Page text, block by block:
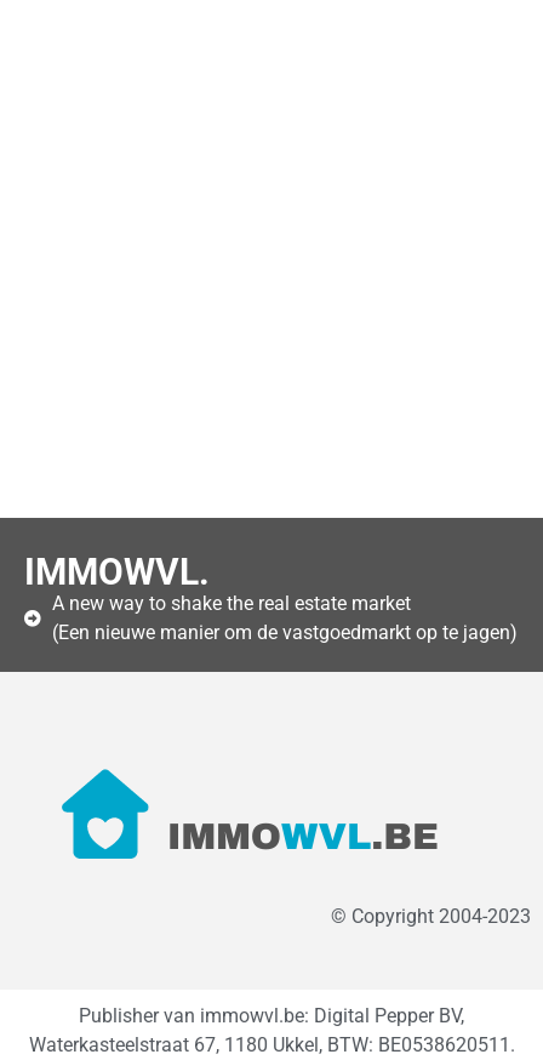
IMMOWVL.
A new way to shake the real estate market
(Een nieuwe manier om de vastgoedmarkt op te jagen)
© Copyright 2004-2023
Publisher van immowvl.be: Digital Pepper BV,
Waterkasteelstraat 67, 1180 Ukkel, BTW: BE0538620511.